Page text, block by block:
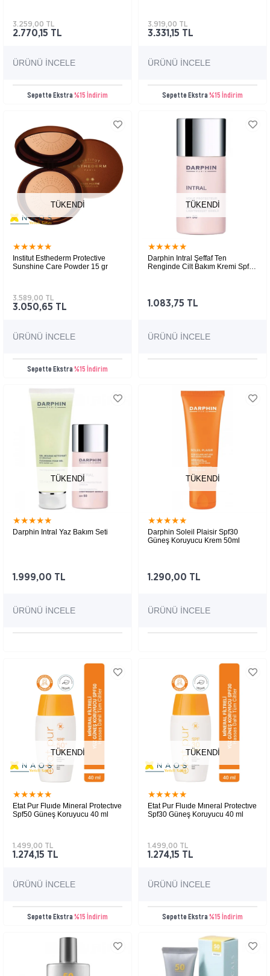
2.770,15 TL
3.259,00 TL
Sepette Ekstra%15 İndirim
ÜRÜNÜ İNCELE
3.331,15 TL
3.919,00 TL
Sepette Ekstra%15 İndirim
ÜRÜNÜ İNCELE
TÜKENDI
★★★★★
Institut Esthederm Protective
Sunshine Care Powder 15 gr
3.050,65 TL
3.589,00 TL
Sepette Ekstra%15 İndirim
ÜRÜNÜ İNCELE
TÜKENDI
★★★★★
Darphin Intral Şeffaf Ten
Renginde Cilt Bakım Kremi Spf
1.083,75 TL
ÜRÜNÜ İNCELE
TÜKENDI
★★★★★
Darphin Intral Yaz Bakım Seti
ml
1.999,00 TL
ÜRÜNÜ İNCELE
TÜKENDI
★★★★★
Darphin Soleil Plaisir Spf30
Güneş Koruyucu Krem 50ml
1.290,00 TL
ÜRÜNÜ İNCELE
TÜKENDI
★★★★★
Etat Pur Fluıde Mineral Protectıve
Spf50 Güneş Koruyucu 40 ml
beyaz iz bırakmaz, yüz, boyun ve
dekolte için kullanılabilir.
1.274,15 TL
1.499,00 TL
Sepette Ekstra%15 İndirim
ÜRÜNÜ İNCELE
TÜKENDI
★★★★★
Etat Pur Fluıde Mıneral Protectıve
Spf30 Güneş Koruyucu 40 ml
beyaz iz bırakmaz, yüz, boyun ve
dekolte için kullanılabilir.
1.274,15 TL
1.499,00 TL
Sepette Ekstra%15 İndirim
ÜRÜNÜ İNCELE